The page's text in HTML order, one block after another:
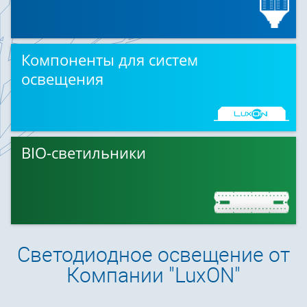
Компоненты для систем
освещения
BIO-светильники
Светодиодное освещение от
Компании "LuxON"